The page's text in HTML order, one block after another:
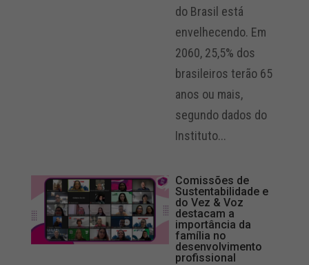
do Brasil está
envelhecendo. Em
2060, 25,5% dos
brasileiros terão 65
anos ou mais,
segundo dados do
Instituto...
Comissões de
Sustentabilidade e
do Vez & Voz
destacam a
importância da
família no
desenvolvimento
profissional